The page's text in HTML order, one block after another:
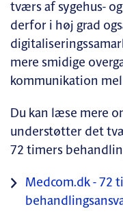
tværs af sygehus-
derfor i høj grad
mere smidige
kommunikation
Du kan læse mere
understøtter det
72 timers
Medcom.dk - 72